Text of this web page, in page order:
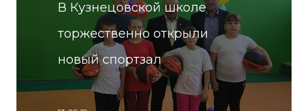
В Кузнецовской школе
торжественно открыли
новый спортзал